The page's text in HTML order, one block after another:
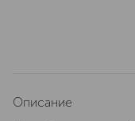
Описание